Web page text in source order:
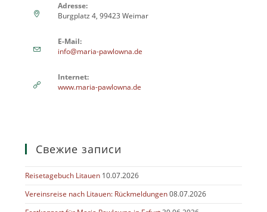
Adresse:
Burgplatz 4, 99423 Weimar
E-Mail:
info@maria-pawlowna.de
Internet:
www.maria-pawlowna.de
Свежие записи
Reisetagebuch Litauen 10.07.2026
Vereinsreise nach Litauen: Rückmeldungen 08.07.2026